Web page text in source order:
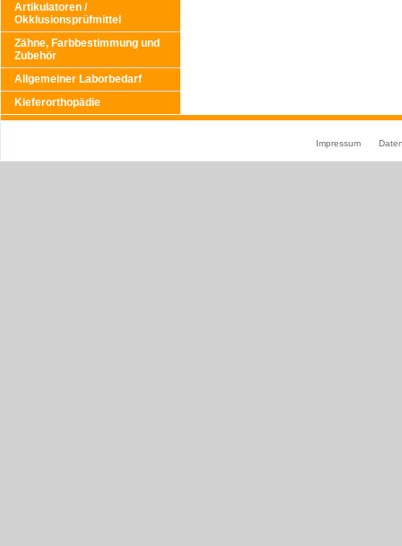
Artikulatoren /
Okklusionsprüfmittel
Zähne, Farbbestimmung und
Zubehör
Allgemeiner Laborbedarf
Kieferorthopädie
Impressum